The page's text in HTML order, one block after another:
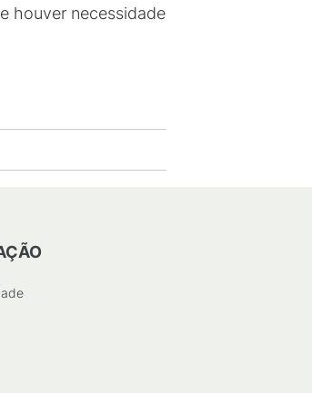
houver necessidade